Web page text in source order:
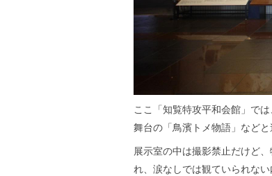
ここ「知覧特攻平和会館」では
舞台の「鳥濱トメ物語」など
展示室の中は撮影禁止だけど
れ、涙なしでは観ていられない